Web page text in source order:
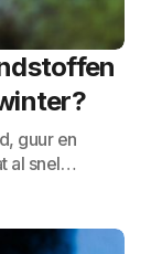
guur en
al snel…